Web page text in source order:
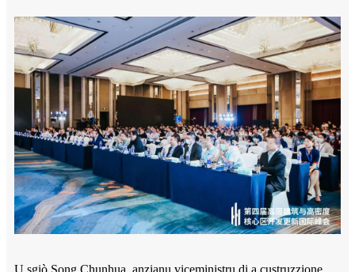
U sgiò Song Chunhua, anzianu viceministru di a custruzzione